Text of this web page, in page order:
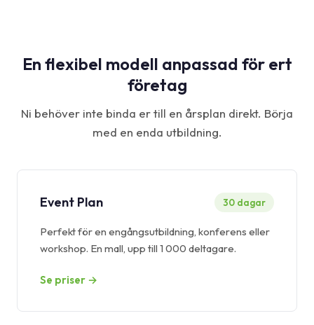
En flexibel modell anpassad för ert
företag
Ni behöver inte binda er till en årsplan direkt. Börja
med en enda utbildning.
Event Plan 30 dagar
Perfekt för en engångsutbildning, konferens eller
workshop. En mall, upp till 1 000 deltagare.
Se priser →